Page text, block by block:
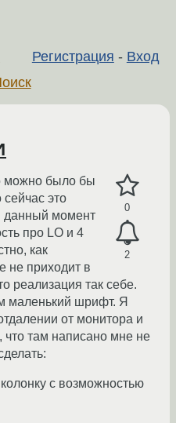
Регистрация - Вход
0
2
можно было бы
сейчас это
данный момент
про LO и 4
как
не приходит в
реализация так себе.
маленький шрифт. Я
от монитора и
что там написано мне не
с возможностью